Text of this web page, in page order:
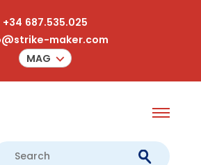
+34 687.535.025
maker.com
MAG